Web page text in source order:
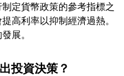
定貨幣政策的參考指標之
高利率以抑制經濟過熱。
投資決策？